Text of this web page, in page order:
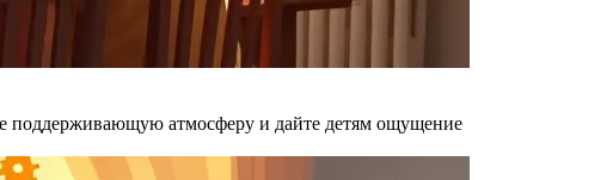
поддерживающую атмосферу и дайте детям ощущение